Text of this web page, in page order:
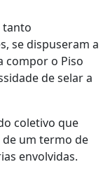
tanto
se dispuseram a
compor o Piso
de selar a
coletivo que
um termo de
envolvidas.